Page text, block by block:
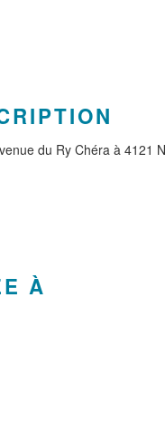
du Ry Chéra à 4121
À